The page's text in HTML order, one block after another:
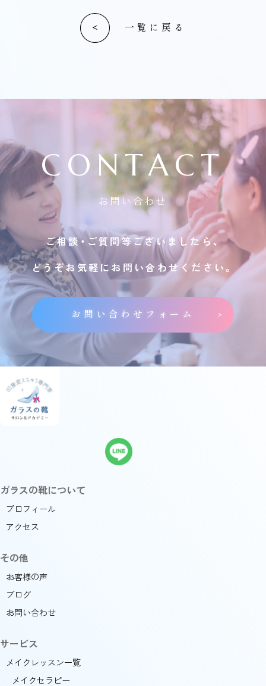
一覧に戻る
CONTACT
お問い合わせ
ご相談・ご質問等ございましたら、
どうぞお気軽にお問い合わせください。
お問い合わせフォーム
ガラスの靴について
プロフィール
アクセス
その他
お客様の声
ブログ
お問い合わせ
サービス
メイクレッスン一覧
メイクセラピー